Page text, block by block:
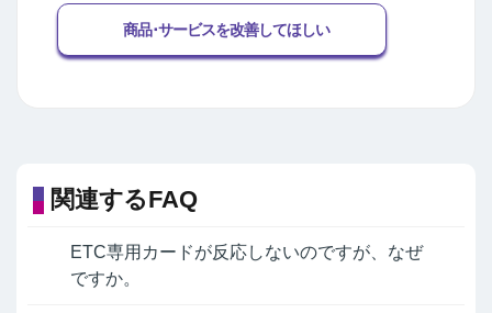
商品･サービスを改善してほしい
関連するFAQ
ETC専用カードが反応しないのですが、なぜ
ですか。